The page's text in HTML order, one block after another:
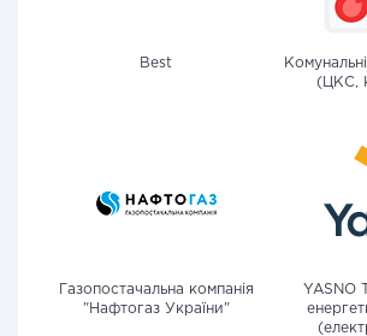
Best
(ЦКС,
Газопостачальна компанія
"Нафтогаз України"
YASNO